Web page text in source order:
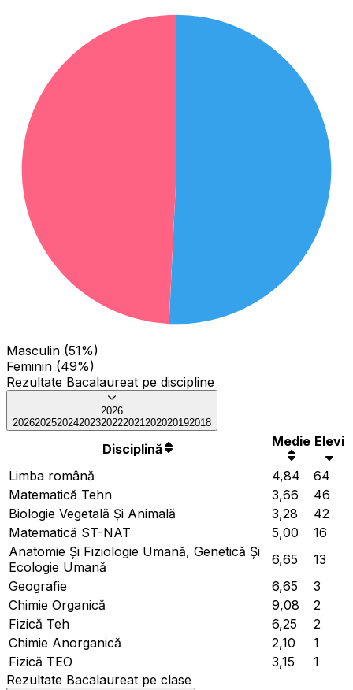
Masculin (51%)
Feminin (49%)
Rezultate Bacalaureat pe discipline
2026
202620252024202320222021 202020192018
Disciplină Medie Elevi
Limba română 4,84
64
Matematică Tehn
3,66
46
Biologie Vegetală Și Animală
3,28
42
Matematică ST-NAT
5,00
16
Anatomie Și Fiziologie Umană, Genetică Și
Ecologie Umană
6,65
13
Geografie
6,65
3
Chimie Organică
9,08
2
Fizică Teh
6,25
2
Chimie Anorganică
2,10
1
Fizică TEO
3,15
1
Rezultate Bacalaureat pe clase